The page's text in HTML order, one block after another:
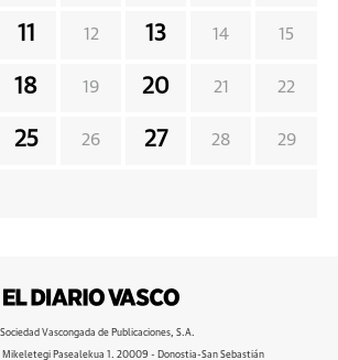
11 12 13 14 15
18 19 20 21 22
25 26 27 28 29
Vascongada de Publicaciones, S.A.
Mikeletegi Pasealekua 1. 20009 - Donostia-San Sebastián